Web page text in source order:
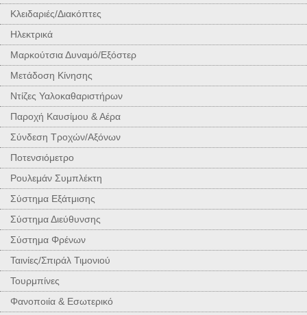
Κλειδαριές/Διακόπτες
Ηλεκτρικά
Μαρκούτσια Δυναμό/Εξόστερ
Μετάδοση Κίνησης
Ντίζες Υαλοκαθαριστήρων
Παροχή Καυσίμου & Αέρα
Σύνδεση Τροχών/Αξόνων
Ποτενσιόμετρο
Ρουλεμάν Συμπλέκτη
Σύστημα Εξάτμισης
Σύστημα Διεύθυνσης
Σύστημα Φρένων
Ταινίες/Σπιράλ Τιμονιού
Τουρμπίνες
Φανοποιία & Εσωτερικό